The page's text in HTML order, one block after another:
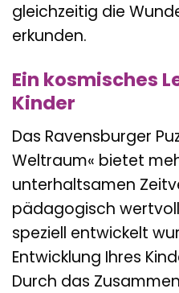
gleichzeitig die
erkunden.
Ein kosmisches
Kinder
Das Ravensburger
Weltraum« bietet
unterhaltsamen
pädagogisch
speziell entwickelt
Entwicklung Ihres
Durch das